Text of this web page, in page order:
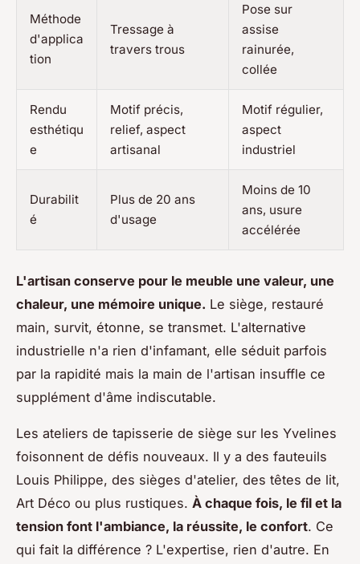
Méthode
d'applica
tion
Tressage à
travers trous
Pose sur
assise
rainurée,
collée
Rendu
esthétiqu
e
Motif précis,
relief, aspect
artisanal
Motif régulier,
aspect
industriel
Durabilit
é
Plus de 20 ans
d'usage
Moins de 10
ans, usure
accélérée
L'artisan conserve pour le meuble une valeur, une
chaleur, une mémoire unique. Le siège, restauré
main, survit, étonne, se transmet. L'alternative
industrielle n'a rien d'infamant, elle séduit parfois
par la rapidité mais la main de l'artisan insuffle ce
supplément d'âme indiscutable.
Les ateliers de tapisserie de siège sur les Yvelines
foisonnent de défis nouveaux. Il y a des fauteuils
Louis Philippe, des sièges d'atelier, des têtes de lit,
Art Déco ou plus rustiques. À chaque fois, le fil et la
tension font l'ambiance, la réussite, le confort. Ce
qui fait la différence ? L'expertise, rien d'autre. En